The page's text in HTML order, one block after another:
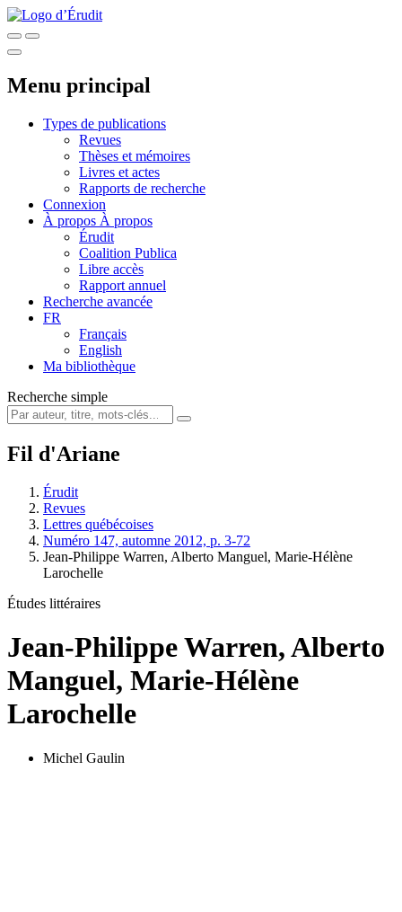
Menu principal
Types de publications
Revues
Thèses et mémoires
Livres et actes
Rapports de recherche
Connexion
À propos À propos
Érudit
Coalition Publica
Libre accès
Rapport annuel
Recherche avancée
FR
Français
English
Ma bibliothèque
Recherche simple
Fil d'Ariane
Érudit
Revues
Lettres québécoises
Numéro 147, automne 2012, p. 3-72
Jean-Philippe Warren, Alberto Manguel, Marie-Hélène
Larochelle
Études littéraires
Jean-Philippe Warren, Alberto
Manguel, Marie-Hélène
Larochelle
Michel Gaulin